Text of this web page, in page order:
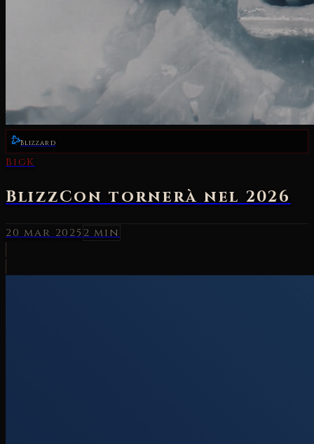
Blizzard
BigK
BlizzCon tornerà nel 2026
20 mar 2025 2 min